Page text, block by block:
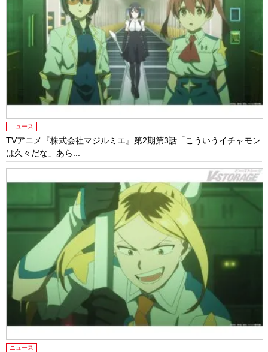
ニュース
TVアニメ『株式会社マジルミエ』第2期第3話「こういうイチャモン
は久々だな」あら...
ニュース